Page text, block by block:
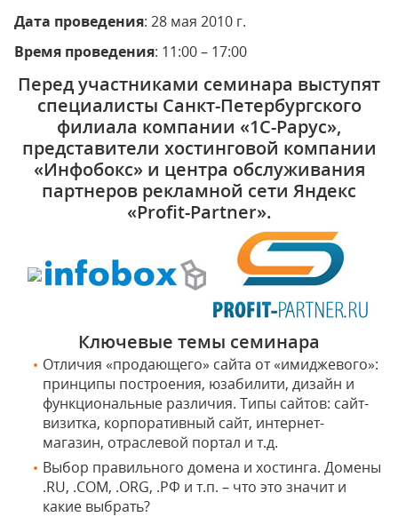
Дата проведения: 28 мая 2010 г.
Время проведения: 11:00 – 17:00
Перед участниками семинара выступят
специалисты Санкт-Петербургского
филиала компании «1С-Рарус»,
представители хостинговой компании
«Инфобокс» и центра обслуживания
партнеров рекламной сети Яндекс
«Profit-Partner».
Ключевые темы семинара
Отличия «продающего» сайта от «имиджевого»:
принципы построения, юзабилити, дизайн и
функциональные различия. Типы сайтов: сайт-
визитка, корпоративный сайт, интернет-
магазин, отраслевой портал и т.д.
Выбор правильного домена и хостинга. Домены
.RU, .COM, .ORG, .РФ и т.п. – что это значит и
какие выбрать?